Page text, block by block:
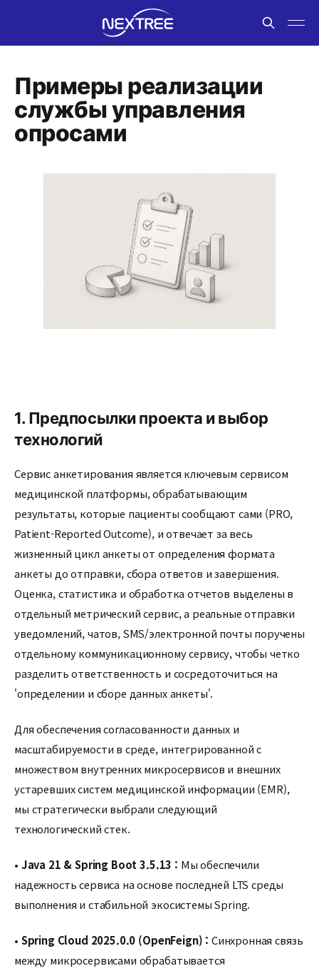
Примеры реализации
службы управления
опросами
1. Предпосылки проекта и выбор
технологий
Сервис анкетирования является ключевым сервисом
медицинской платформы, обрабатывающим
результаты, которые пациенты сообщают сами (PRO,
Patient-Reported Outcome), и отвечает за весь
жизненный цикл анкеты от определения формата
анкеты до отправки, сбора ответов и завершения.
Оценка, статистика и обработка отчетов выделены в
отдельный метрический сервис, а реальные отправки
уведомлений, чатов, SMS/электронной почты поручены
отдельному коммуникационному сервису, чтобы четко
разделить ответственность и сосредоточиться на
'определении и сборе данных анкеты'.
Для обеспечения согласованности данных и
масштабируемости в среде, интегрированной с
множеством внутренних микросервисов и внешних
устаревших систем медицинской информации (EMR),
мы стратегически выбрали следующий
технологический стек.
• Java 21 & Spring Boot 3.5.13 : Мы обеспечили
надежность сервиса на основе последней LTS среды
выполнения и стабильной экосистемы Spring.
• Spring Cloud 2025.0.0 (OpenFeign) : Синхронная связь
между микросервисами обрабатывается